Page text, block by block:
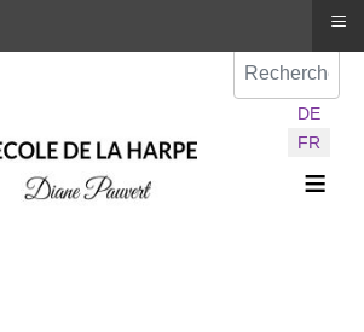
Sélectionnez
DE
FR
≡
≡